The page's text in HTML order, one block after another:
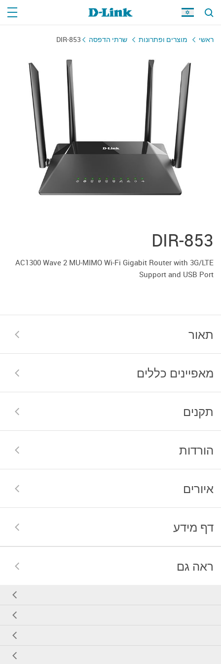
ראשי מוצרים ופתרונות שרתי הדפסה DIR-853
DIR-853
AC1300 Wave 2 MU-MIMO Wi-Fi Gigabit Router with 3G/LTE
Support and USB Port
תאור
מאפיינים כללים
תקנים
הורדות
איורים
דף מידע
ראה גם